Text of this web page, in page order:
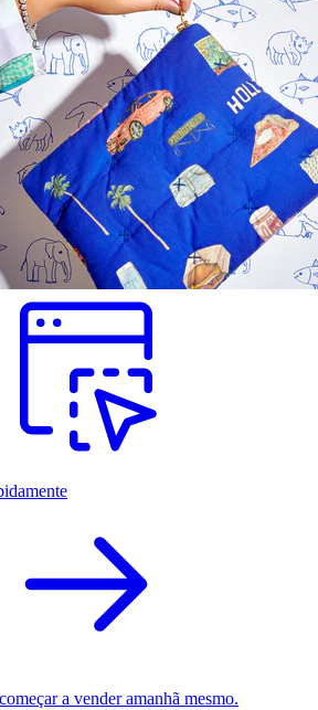
a vender amanhã mesmo.